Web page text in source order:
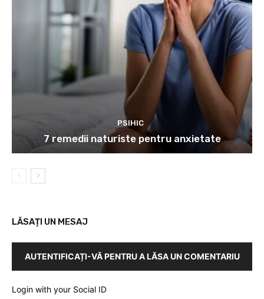
PSIHIC
7 remedii naturiste pentru anxietate
LĂSAȚI UN MESAJ
AUTENTIFICAȚI-VĂ PENTRU A LĂSA UN COMENTARIU
Login with your Social ID